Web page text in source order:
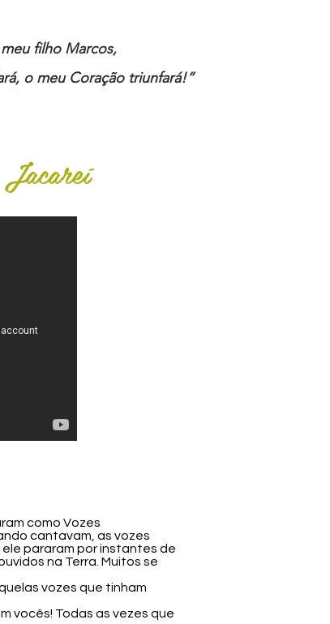
filho Marcos,
o meu Coração triunfará!”
como Vozes
cantavam, as vozes
pararam por instantes de
na Terra. Muitos se
vozes que tinham
vocês! Todas as vezes que